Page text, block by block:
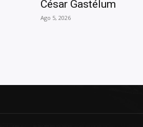
César Gastélum
Ago 5, 2026